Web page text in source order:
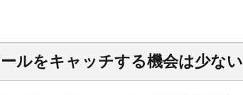
ルをキャッチする機会は少ない